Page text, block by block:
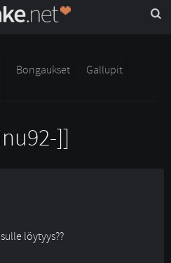
Bongaukset
Gallupit
]]
löytyys??